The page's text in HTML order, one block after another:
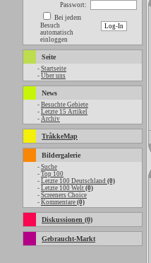
Passwort:
Bei jedem
Besuch
automatisch
einloggen
Seite
- Startseite
- Über uns
News
- Besuchte Gebiete
- Letzte 15 Artikel
- Archiv
TråkkeMap
Bildergalerie
- Suche
- Top 100
- Letzte 100 Deutschland (0)
- Letzte 100 Welt (0)
- Screeners Choice
- Kommentare (0)
Diskussionen (0)
Gebraucht-Markt